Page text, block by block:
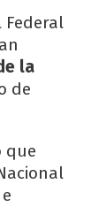
Federal
la
de
que